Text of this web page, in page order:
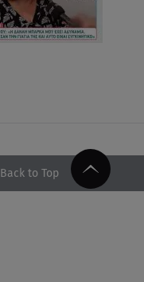
Back to Top